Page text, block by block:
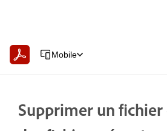
Mobile
Supprimer un fichier